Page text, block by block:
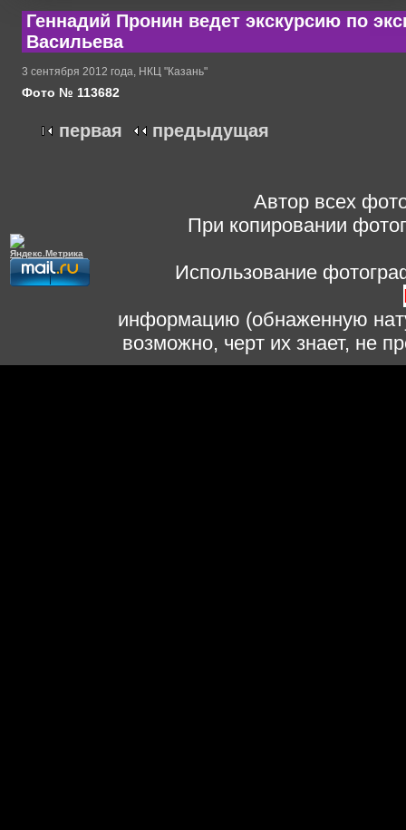
Геннадий Пронин ведет экскурсию по
Васильева
3 сентября 2012 года, НКЦ "Казань"
Фото № 113682
первая предыдущая
Автор всех
При копировании
Использование
информацию (обнаженную
возможно, черт их знает, не